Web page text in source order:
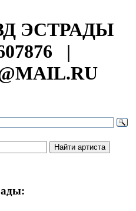
ЭСТРАДЫ
|